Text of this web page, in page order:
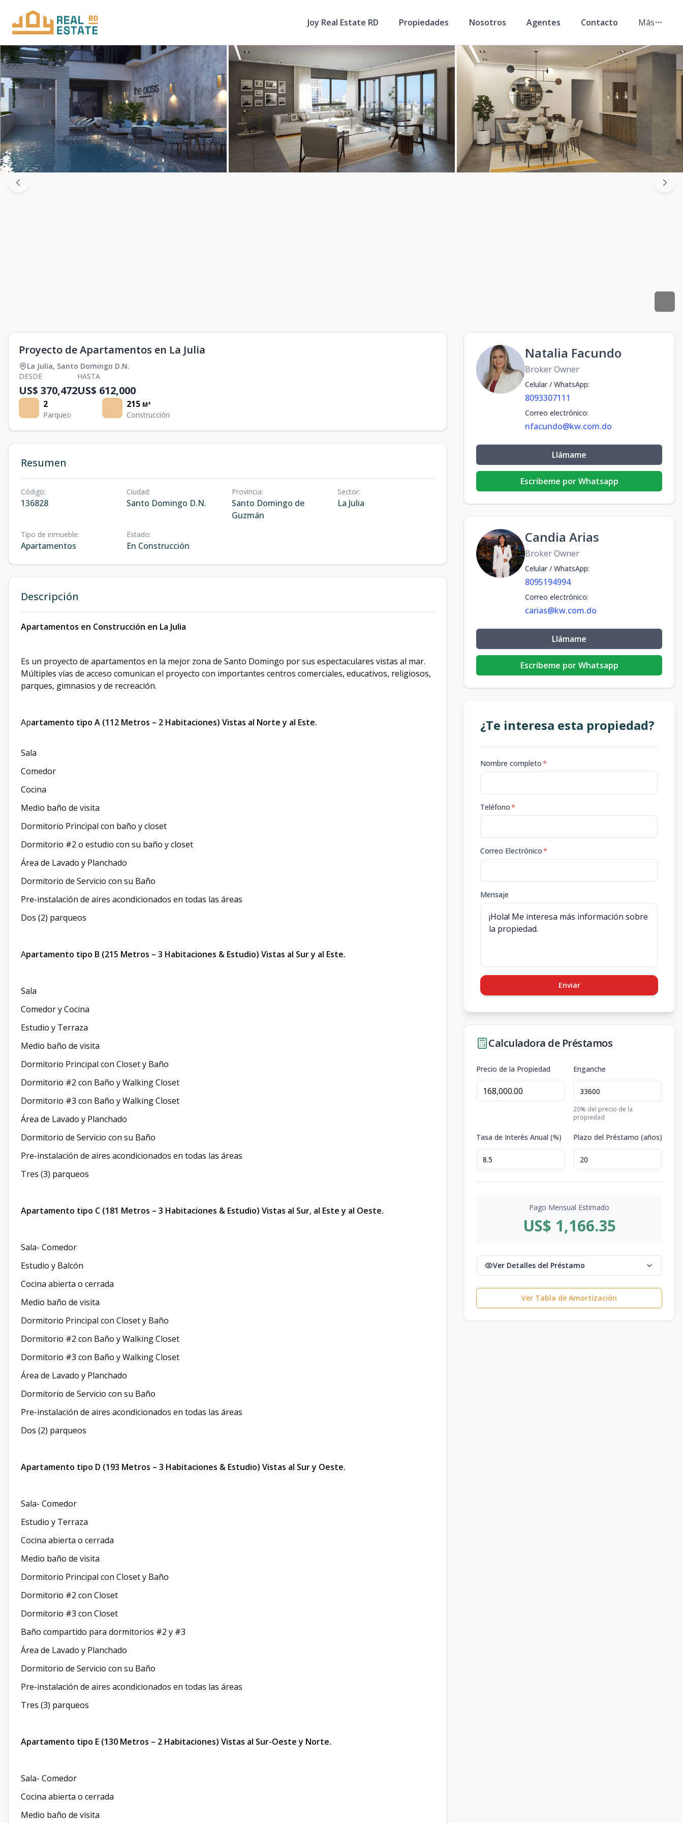
Joy Real Estate RD Propiedades Nosotros Agentes Contacto Más
Proyecto de Apartamentos en La Julia
La Julia, Santo Domingo D.N.
DESDE
US$ 370,472
HASTA
US$ 612,000
2
Parqueo
215 M²
Construcción
Resumen
Código:
136828
Ciudad:
Santo Domingo D.N.
Provincia:
Santo Domingo de
Guzmán
Sector:
La Julia
Tipo de inmueble:
Apartamentos
Estado:
En Construcción
Descripción
Apartamentos en Construcción en La Julia
Es un proyecto de apartamentos en la mejor zona de Santo Domingo por sus espectaculares vistas al mar.
Múltiples vías de acceso comunican el proyecto con importantes centros comerciales, educativos, religiosos,
parques, gimnasios y de recreación.
Apartamento tipo A (112 Metros – 2 Habitaciones) Vistas al Norte y al Este.
Sala
Comedor
Cocina
Medio baño de visita
Dormitorio Principal con baño y closet
Dormitorio #2 o estudio con su baño y closet
Área de Lavado y Planchado
Dormitorio de Servicio con su Baño
Pre-instalación de aires acondicionados en todas las áreas
Dos (2) parqueos
Apartamento tipo B (215 Metros – 3 Habitaciones & Estudio) Vistas al Sur y al Este.
Sala
Comedor y Cocina
Estudio y Terraza
Medio baño de visita
Dormitorio Principal con Closet y Baño
Dormitorio #2 con Baño y Walking Closet
Dormitorio #3 con Baño y Walking Closet
Área de Lavado y Planchado
Dormitorio de Servicio con su Baño
Pre-instalación de aires acondicionados en todas las áreas
Tres (3) parqueos
Apartamento tipo C (181 Metros – 3 Habitaciones & Estudio) Vistas al Sur, al Este y al Oeste.
Sala- Comedor
Estudio y Balcón
Cocina abierta o cerrada
Medio baño de visita
Dormitorio Principal con Closet y Baño
Dormitorio #2 con Baño y Walking Closet
Dormitorio #3 con Baño y Walking Closet
Área de Lavado y Planchado
Dormitorio de Servicio con su Baño
Pre-instalación de aires acondicionados en todas las áreas
Dos (2) parqueos
Apartamento tipo D (193 Metros – 3 Habitaciones & Estudio) Vistas al Sur y Oeste.
Sala- Comedor
Estudio y Terraza
Cocina abierta o cerrada
Medio baño de visita
Dormitorio Principal con Closet y Baño
Dormitorio #2 con Closet
Dormitorio #3 con Closet
Baño compartido para dormitorios #2 y #3
Área de Lavado y Planchado
Dormitorio de Servicio con su Baño
Pre-instalación de aires acondicionados en todas las áreas
Tres (3) parqueos
Apartamento tipo E (130 Metros – 2 Habitaciones) Vistas al Sur-Oeste y Norte.
Sala- Comedor
Cocina abierta o cerrada
Medio baño de visita
Natalia Facundo
Broker Owner
Celular / WhatsApp:
8093307111
Correo electrónico:
nfacundo@kw.com.do
Llámame
Escribeme por Whatsapp
Candia Arias
Broker Owner
Celular / WhatsApp:
8095194994
Correo electrónico:
carias@kw.com.do
Llámame
Escribeme por Whatsapp
¿Te interesa esta propiedad?
Nombre completo*
Teléfono*
Correo Electrónico*
Mensaje
Enviar
Calculadora de Préstamos
Precio de la Propiedad Enganche
20% del precio de la
propiedad
Tasa de Interés Anual (%) Plazo del Préstamo (años)
Pago Mensual Estimado
US$ 1,166.35
Ver Detalles del Préstamo
Ver Tabla de Amortización